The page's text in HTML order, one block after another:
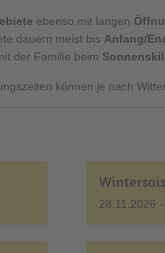
ebenso mit langen
dauern meist bis Anfang/
der Familie beim
können je nach
28.11.2026